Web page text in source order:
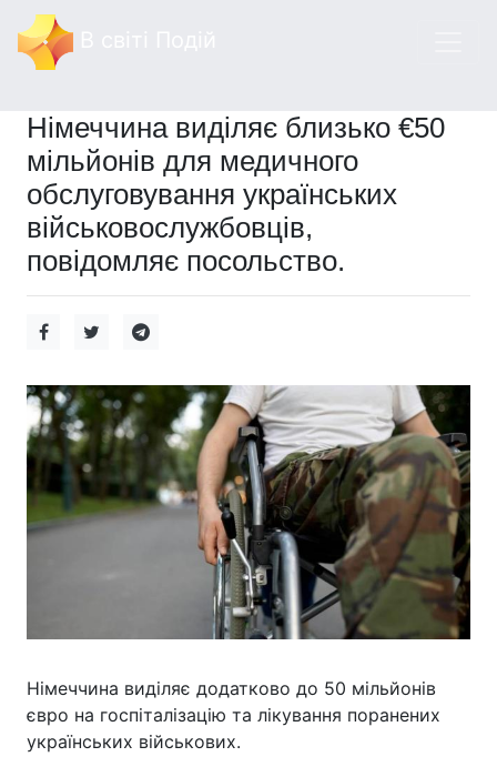
Німеччина виділяє близько €50
мільйонів для медичного
обслуговування українських
військовослужбовців,
повідомляє посольство.
Німеччина виділяє додатково до 50 мільйонів
євро на госпіталізацію та лікування поранених
українських військових.